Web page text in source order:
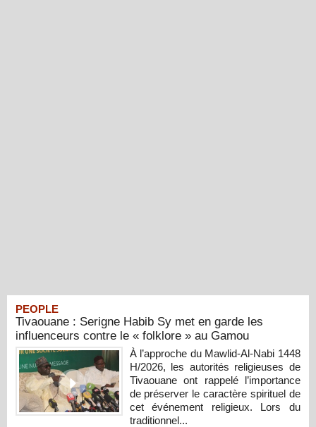
PEOPLE
Tivaouane : Serigne Habib Sy met en garde les
influenceurs contre le « folklore » au Gamou
À l’approche du Mawlid-Al-Nabi 1448
H/2026, les autorités religieuses de
Tivaouane ont rappelé l’importance
de préserver le caractère spirituel de
cet événement religieux. Lors du
traditionnel...